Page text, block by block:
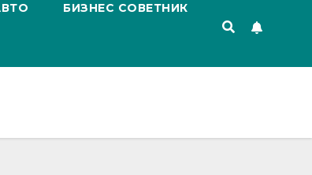
БИЗНЕС СОВЕТНИК